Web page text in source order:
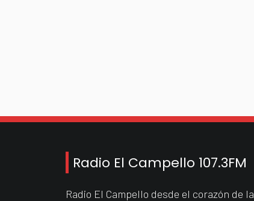
Radio El Campello 107.3FM
Radio El Campello desde el corazón de la